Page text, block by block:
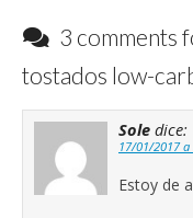
3 comments
tostados low-
Sole dice:
17/01/2017
Estoy de